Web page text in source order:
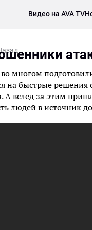
Видео на AVA TV
многом
на быстрые
А вслед за этим
людей в источник